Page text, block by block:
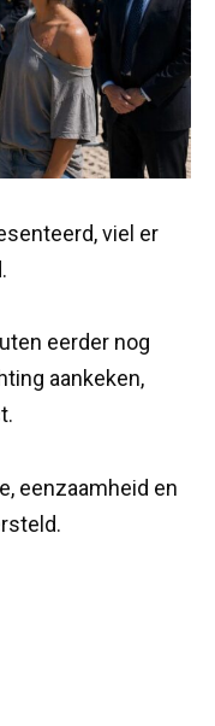
viel er
eerder nog
aankeken,
eenzaamheid en